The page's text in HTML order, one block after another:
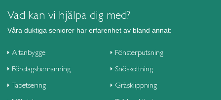
Vad kan vi hjälpa dig med?
Våra duktiga seniorer har erfarenhet av bland annat:
Altanbygge
Företagsbemanning
Tapetsering
Fönsterputsning
Snöskottning
Gräsklippning